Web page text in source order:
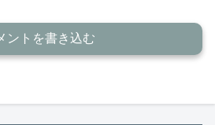
ントを書き込む